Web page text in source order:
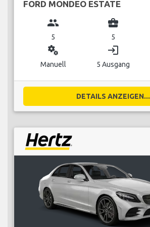
FORD MONDEO ESTATE
group
5
business_center
5
miscellaneous_services
Manuell
login
5 Ausgang
DETAILS ANZEIGEN...